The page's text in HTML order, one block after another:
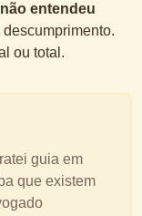
entendeu
ou total.
guia em
que existem